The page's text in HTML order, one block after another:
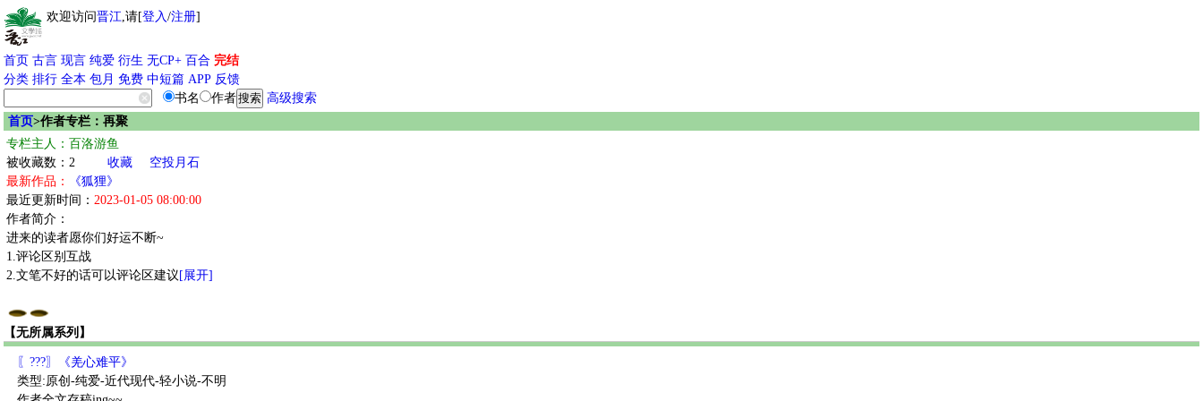
欢迎访问晋江,请[登入/注册]
首页 古言 现言 纯爱 衍生 无CP+ 百合 完结
分类 排行 全本 包月 免费 中短篇 APP 反馈
书名
作者
高级搜索
首页>作者专栏：再聚
专栏主人：百洛游鱼
被收藏数：2
收藏
空投月石
最新作品：
《狐狸》
最近更新时间： 2023-01-05 08:00:00
作者简介：
进来的读者愿你们好运不断~
1.评论区别互战
2.文笔不好的话可以评论区建议 [展开]
【无所属系列】
〖???〗《羌心难平》
类型:原创-纯爱-近代现代-轻小说-不明